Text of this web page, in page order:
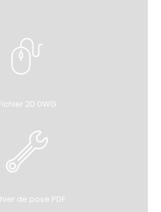
2D DWG
de pose PDF